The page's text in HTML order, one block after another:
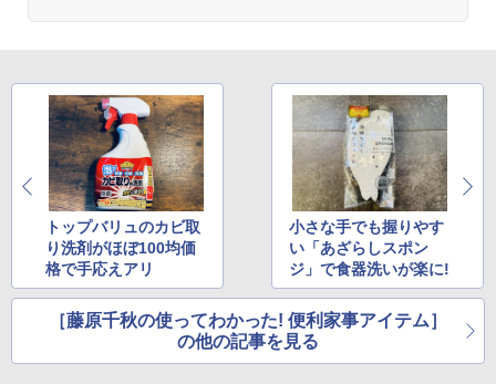
トップバリュのカビ取
り洗剤がほぼ100均価
格で手応えアリ
小さな手でも握りやす
い「あざらしスポン
ジ」で食器洗いが楽に!
［藤原千秋の使ってわかった! 便利家事アイテム］
の他の記事を見る